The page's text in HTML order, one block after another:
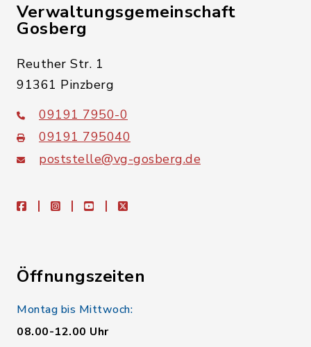
Verwaltungsgemeinschaft
Gosberg
Reuther Str. 1
91361 Pinzberg
09191 7950-0
09191 795040
poststelle@vg-gosberg.de
facebookinstagramyoutubeX
Öffnungszeiten
Montag bis Mittwoch:
08.00-12.00 Uhr